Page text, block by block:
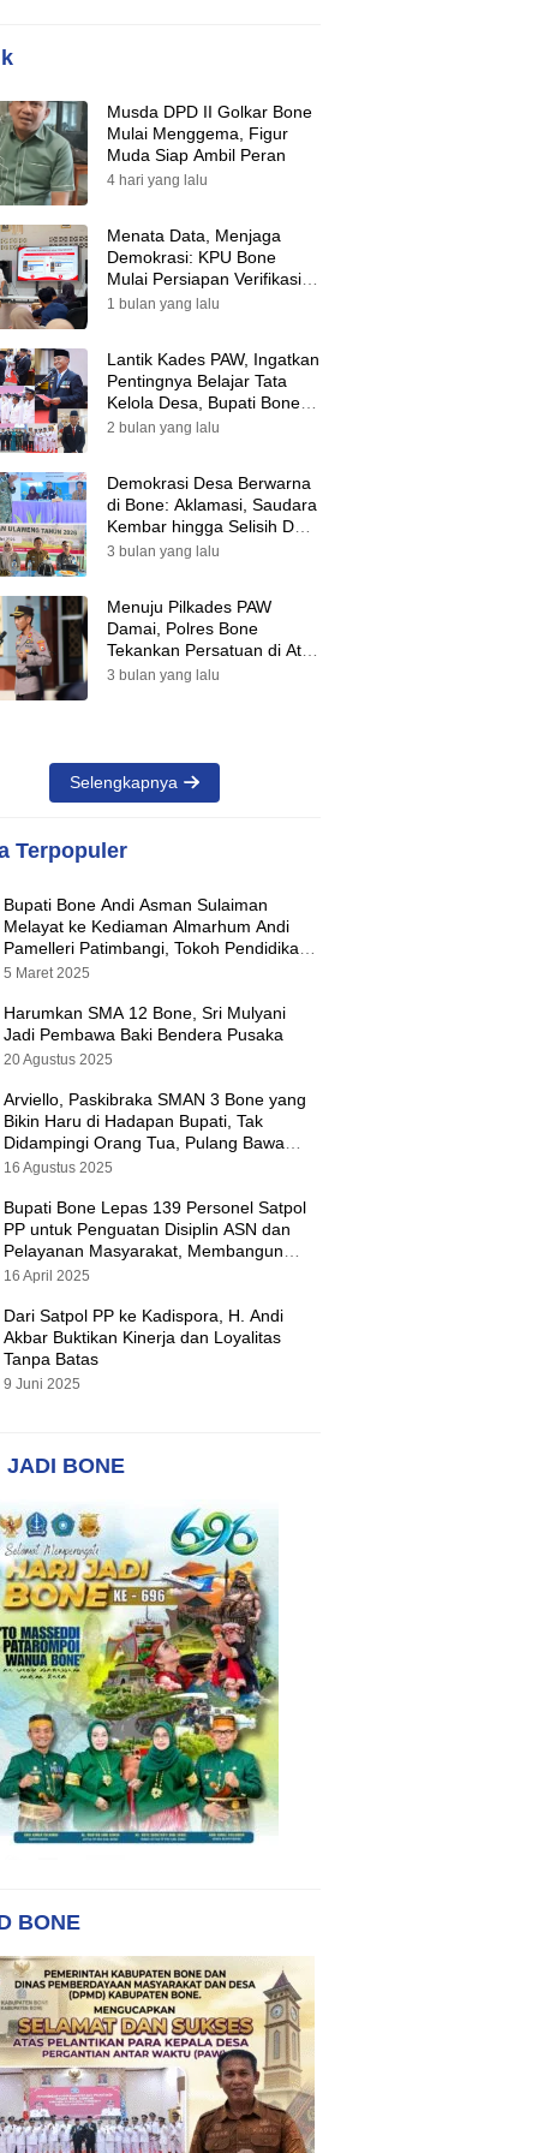
Musda DPD II Golkar Bone
Mulai Menggema, Figur
Muda Siap Ambil Peran
4 hari yang lalu
Menata Data, Menjaga
Demokrasi: KPU Bone
Mulai Persiapan Verifikasi
Partai Politik Menuju Pemilu
1 bulan yang lalu
Lantik Kades PAW, Ingatkan
Pentingnya Belajar Tata
Kelola Desa, Bupati Bone:
Tak Ada Lagi Kubu,
2 bulan yang lalu
Demokrasi Desa Berwarna
di Bone: Aklamasi, Saudara
Kembar hingga Selisih Dua
Suara Warnai Pilkades PAW
3 bulan yang lalu
Menuju Pilkades PAW
Damai, Polres Bone
Tekankan Persatuan di Atas
Perbedaan Pilihan
3 bulan yang lalu
Selengkapnya
Terpopuler
Bupati Bone Andi Asman Sulaiman
Melayat ke Kediaman Almarhum Andi
Pamelleri Patimbangi, Tokoh Pendidikan
Kabupaten Bone
5 Maret 2025
Harumkan SMA 12 Bone, Sri Mulyani
Jadi Pembawa Baki Bendera Pusaka
20 Agustus 2025
Arviello, Paskibraka SMAN 3 Bone yang
Bikin Haru di Hadapan Bupati, Tak
Didampingi Orang Tua, Pulang Bawa
Hadiah Motor
16 Agustus 2025
Bupati Bone Lepas 139 Personel Satpol
PP untuk Penguatan Disiplin ASN dan
Pelayanan Masyarakat, Membangun
Pemerintahan yang Tertib dan Melayani
16 April 2025
Dari Satpol PP ke Kadispora, H. Andi
Akbar Buktikan Kinerja dan Loyalitas
Tanpa Batas
9 Juni 2025
JADI BONE
BONE